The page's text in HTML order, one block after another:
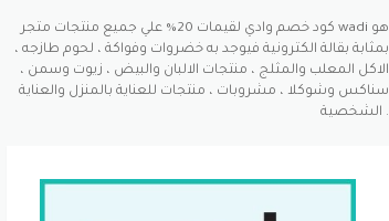
كود خصم وادي لقيمات 20% علي جميع منتجات متجر wadi هو
بمثابة بقالة الكترونية فيوجد به خضروات وفواكة ، لحوم طازجه ،
الاكل المعلب والمثلج ، منتجات الالبان والبيض ، زيوت وسمن ،
سناكس وشوكلا ، مشروبات ، منتجات للعناية بالمنزل والعناية
الشخصية .